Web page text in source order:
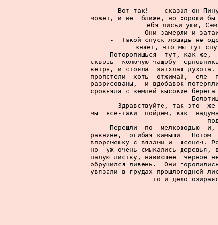
- Вот так! -  сказал он
может, и не  ближе, но хороши
тебя лисьи уши,
Они замерли и
-  Такой спуск лошадь не
знает, что мы тут
Поторопишься  тут, как же,
сквозь  колючую чащобу
ветра, и стояла  затхлая
пропотели  хоть  отжимай,  еле
разрисованы,  и вдобавок
сровняла с землей высокие
- Здравствуйте, так это
мы  все-таки  пойдем, как
Перешли  по  мелководью
равнине,  огибая камыши.  Потом
вперемешку с вязами и  ясенем.
но  уж очень смыкались деревья,
палую листву, нависшее  черное
обрушился ливень.  Они
увязали в грудах прошлогодней
то и дело